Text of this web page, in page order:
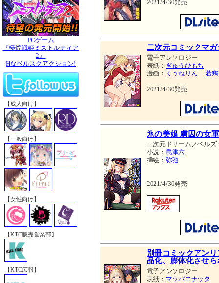
PCゲーム
『極煌戦姫ミストルティア
2』
Hなベルスクアクション!
【成人向け】
【一般向け】
【女性向け】
【KTC販売営業部】
【KTC広報】
2021/4/30発売
二次元コミックマ
電子アンソロジー
表紙： ぎゅうひもち
漫画： くうねりん 若
2021/4/30発売
氷の美娼 虜囚の女
二次元ドリームノベルズ
小説： 島津六
挿絵： 弥弛
2021/4/30発売
別冊コミックアン
品化、膨体化させ
電子アンソロジー
表紙： マッパニナッタ